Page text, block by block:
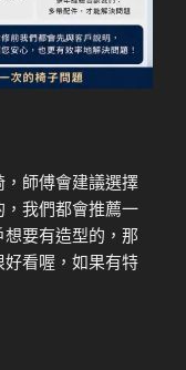
師傅會建議選擇
我們都會推薦一
要有造型的，那
看喔，如果有特